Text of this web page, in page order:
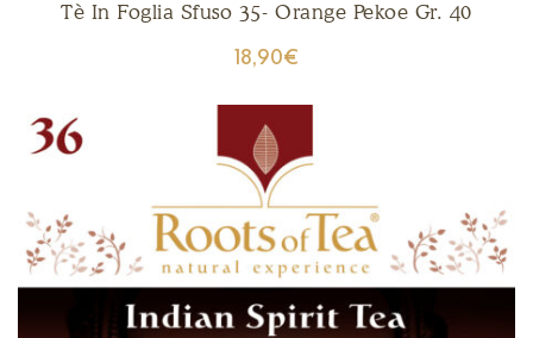
Tè In Foglia Sfuso 35- Orange Pekoe Gr. 40
18,90€